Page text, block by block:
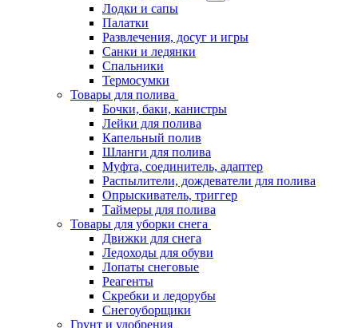
Лодки и сапы
Палатки
Развлечения, досуг и игры
Санки и ледянки
Спальники
Термосумки
Товары для полива
Бочки, баки, канистры
Лейки для полива
Капельный полив
Шланги для полива
Муфта, соединитель, адаптер
Распылители, дождеватели для полива
Опрыскиватель, триггер
Таймеры для полива
Товары для уборки снега
Движки для снега
Ледоходы для обуви
Лопаты снеговые
Реагенты
Скребки и ледорубы
Снегоуборщики
Грунт и удобрения